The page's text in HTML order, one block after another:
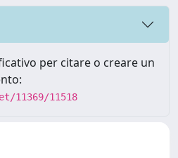
per citare o creare un
11369/11518